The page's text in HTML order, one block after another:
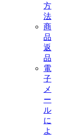
方
法
商
品
返
品
電
子
メ
ー
ル
に
よ